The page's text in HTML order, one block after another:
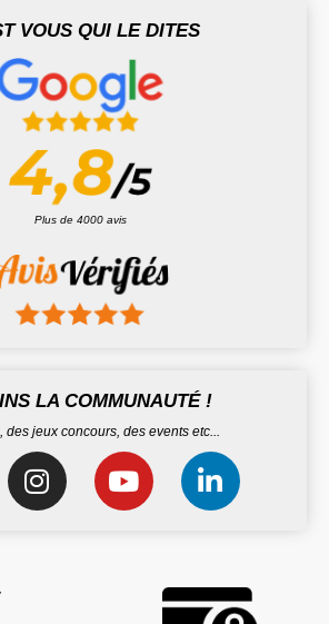
VOUS QUI LE DITES
Plus de 4000 avis
LA COMMUNAUTÉ !
des jeux concours, des events etc...